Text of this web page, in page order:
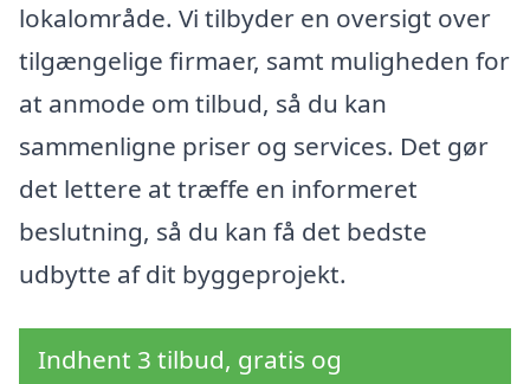
lokalområde. Vi tilbyder en oversigt over
tilgængelige firmaer, samt muligheden for
at anmode om tilbud, så du kan
sammenligne priser og services. Det gør
det lettere at træffe en informeret
beslutning, så du kan få det bedste
udbytte af dit byggeprojekt.
Indhent 3 tilbud, gratis og